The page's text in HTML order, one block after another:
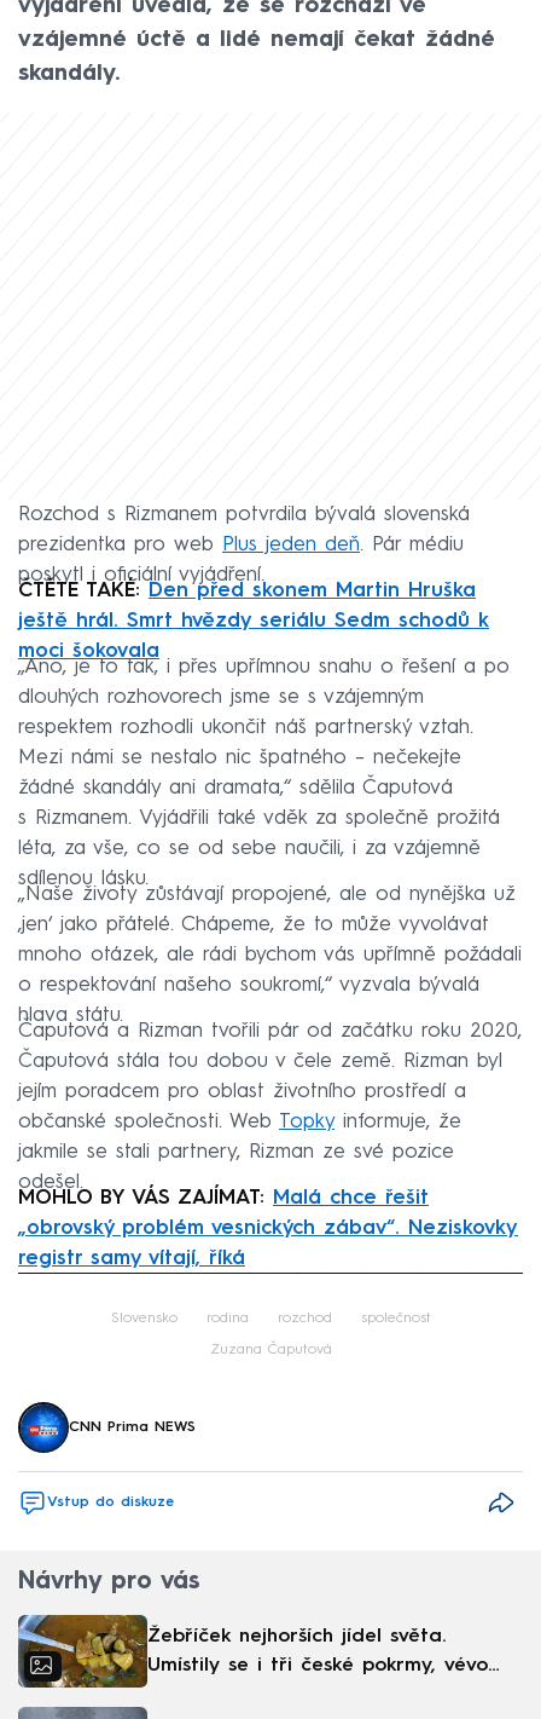
vyjádření uvedla, že se rozchází ve
vzájemné úctě a lidé nemají čekat žádné
skandály.
Rozchod s Rizmanem potvrdila bývalá slovenská
prezidentka pro web Plus jeden deň. Pár médiu
poskytl i oficiální vyjádření.
ČTĚTE TAKÉ: Den před skonem Martin Hruška
ještě hrál. Smrt hvězdy seriálu Sedm schodů k
moci šokovala
„Ano, je to tak, i přes upřímnou snahu o řešení a po
dlouhých rozhovorech jsme se s vzájemným
respektem rozhodli ukončit náš partnerský vztah.
Mezi námi se nestalo nic špatného – nečekejte
žádné skandály ani dramata,“ sdělila Čaputová
s Rizmanem. Vyjádřili také vděk za společně prožitá
léta, za vše, co se od sebe naučili, i za vzájemně
sdílenou lásku.
„Naše životy zůstávají propojené, ale od nynějška už
‚jen‘ jako přátelé. Chápeme, že to může vyvolávat
mnoho otázek, ale rádi bychom vás upřímně požádali
o respektování našeho soukromí,“ vyzvala bývalá
hlava státu.
Čaputová a Rizman tvořili pár od začátku roku 2020,
Čaputová stála tou dobou v čele země. Rizman byl
jejím poradcem pro oblast životního prostředí a
občanské společnosti. Web Topkyinformuje, že
jakmile se stali partnery, Rizman ze své pozice
odešel.
MOHLO BY VÁS ZAJÍMAT: Malá chce řešit
„obrovský problém vesnických zábav“. Neziskovky
registr samy vítají, říká
Slovensko rodina rozchod společnost
Zuzana Čaputová
CNN Prima NEWS
Vstup do diskuze
Návrhy pro vás
Žebříček nejhorších jídel světa.
Umístily se i tři české pokrmy, vévodí